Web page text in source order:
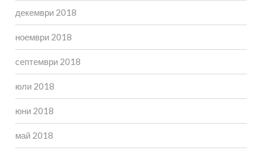
декември 2018
ноември 2018
септември 2018
юли 2018
юни 2018
май 2018